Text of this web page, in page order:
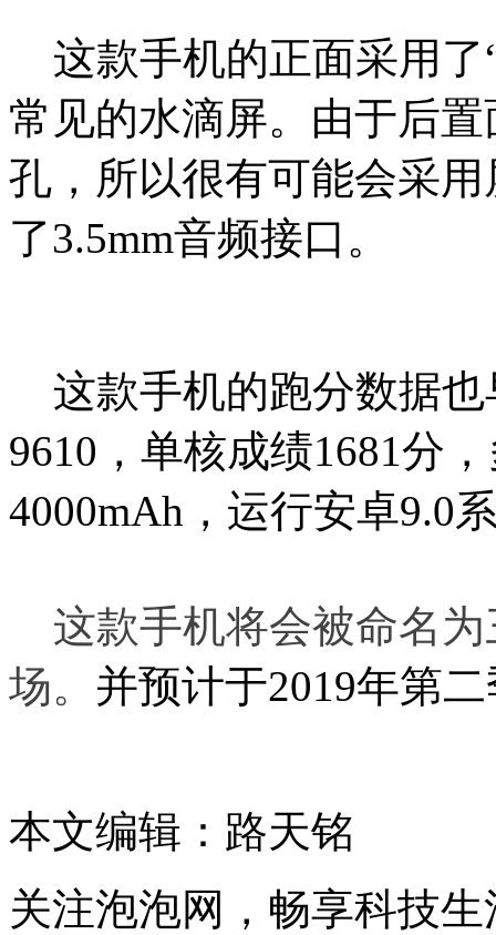
这款手机的正面采用了
常见的水滴屏。由于后
孔，所以很有可能会采
了3.5mm音频接口。
这款手机的跑分数据也
9610，单核成绩1681分
4000mAh，运行安卓9.0
这款手机将会被命名
场。 并预计于2019年第
本文编辑：路天铭
关注泡泡网，畅享科技生